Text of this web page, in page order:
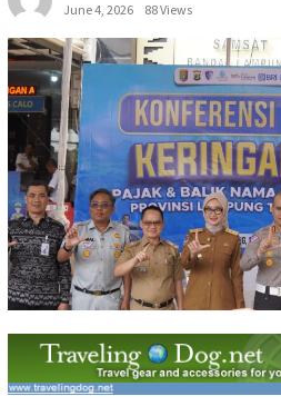
June 4, 2026
88 Views